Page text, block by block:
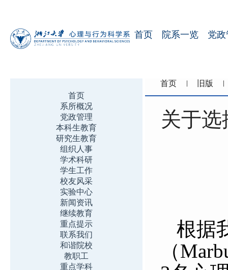
首页 院系一览 党
首页
系所概况
党政管理
本科生教育
研究生教育
组织人事
学术科研
学生工作
校友风采
实验中心
新闻资讯
继续教育
重点提示
联系我们
和谐院校
教职工
重点学科
首页 旧版
关于选
根据
（